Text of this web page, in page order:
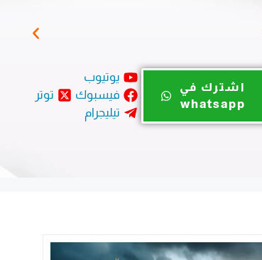
يوتيوب
فيسبوك
توتر
تيليجرام
اشترك في
whatsapp